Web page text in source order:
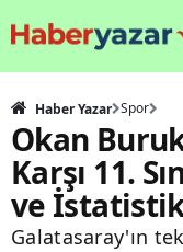
Haber Yazar Spor
Okan
Karşı 11.
ve
Galatasaray'ın